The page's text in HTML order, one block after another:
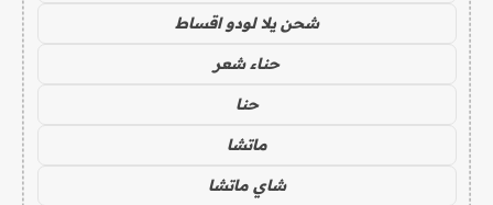
شحن يلا لودو اقساط
حناء شعر
حنا
ماتشا
شاي ماتشا